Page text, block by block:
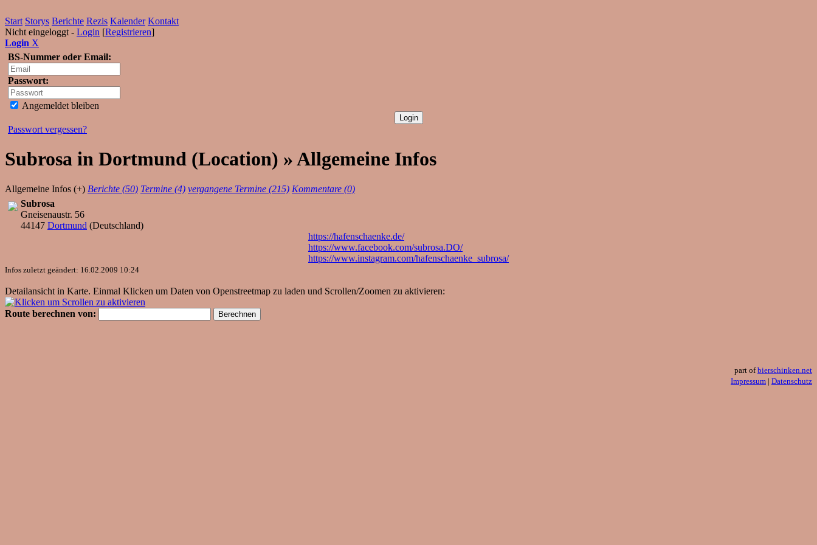
Start Storys Berichte Rezis Kalender Kontakt
Nicht eingeloggt - Login [Registrieren]
Login X
BS-Nummer oder Email:
Passwort:
Angemeldet bleiben
Passwort vergessen?
Subrosa in Dortmund (Location) » Allgemeine Infos
Allgemeine Infos (+) Berichte (50) Termine (4) vergangene Termine (215) Kommentare (0)
Subrosa
Gneisenaustr. 56
44147 Dortmund (Deutschland)
https://hafenschaenke.de/
https://www.facebook.com/subrosa.DO/
https://www.instagram.com/hafenschaenke_subrosa/
Infos zuletzt geändert: 16.02.2009 10:24
Detailansicht in Karte. Einmal Klicken um Daten von Openstreetmap zu laden und Scrollen/Zoomen zu aktivieren:
Route berechnen von:
part ofbierschinken.net
Impressum | Datenschutz